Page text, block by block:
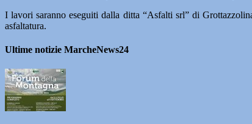
I lavori saranno eseguiti dalla ditta “Asfalti srl” di
asfaltatura.
Ultime notizie MarcheNews24